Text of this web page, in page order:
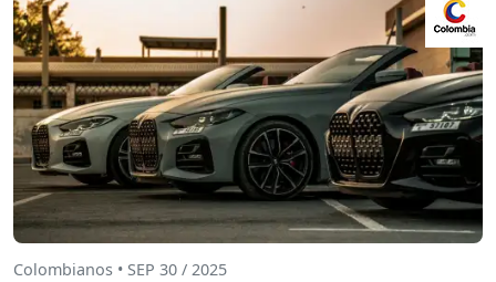
Colombianos • SEP 30 / 2025